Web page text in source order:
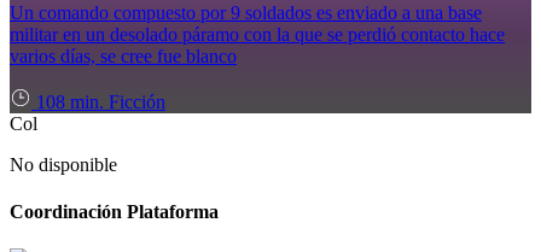
Un comando compuesto por 9 soldados es enviado a una base
militar en un desolado páramo con la que se perdió contacto hace
varios días, se cree fue blanco
108 min. Ficción
Col
No disponible
Coordinación Plataforma